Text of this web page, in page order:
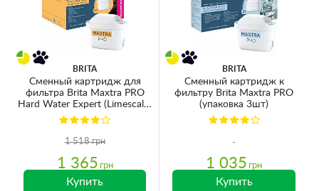
BRITA
Сменный картридж для
фильтра Brita Maxtra PRO
Hard Water Expert (Limescale)
для жесткой воды (4 шт)
1 518 грн
1 365 грн
Купить
BRITA
Сменный картридж к
фильтру Brita Maxtra PRO
(упаковка 3шт)
1 035 грн
Купить